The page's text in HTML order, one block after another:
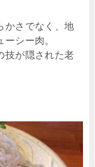
かさでなく、地
シー肉。
技が隠された老